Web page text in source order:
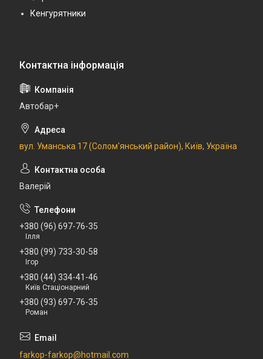
Кенгурятники
Автобар+
вул. Уманська 17 (Солом'янський район), Київ, Україна
Валерій
+380 (96) 697-76-35
Ілля
+380 (99) 733-30-58
Ігор
+380 (44) 334-41-46
Київ Стаціонарний
+380 (93) 697-76-35
Роман
farkop-farkop@hotmail.com